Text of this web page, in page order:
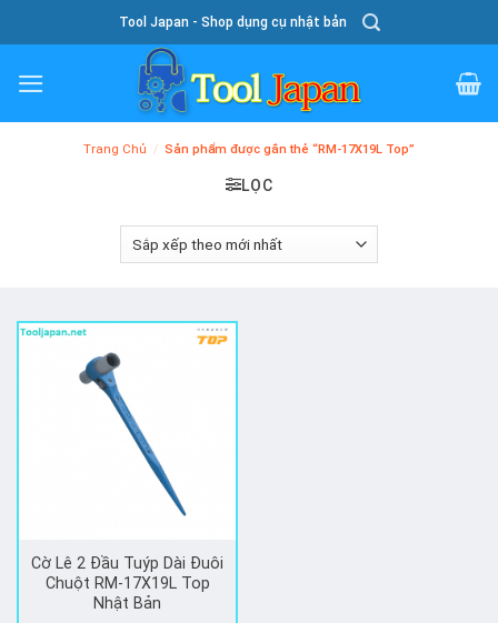
To
Content
Tool Japan - Shop dụng cụ nhật bản
Trang Chủ / Sản phẩm được gắn thẻ “RM-17X19L Top”
LỌC
Cờ Lê 2 Đầu Tuýp Dài Đuôi
Chuột RM-17X19L Top
Nhật Bản